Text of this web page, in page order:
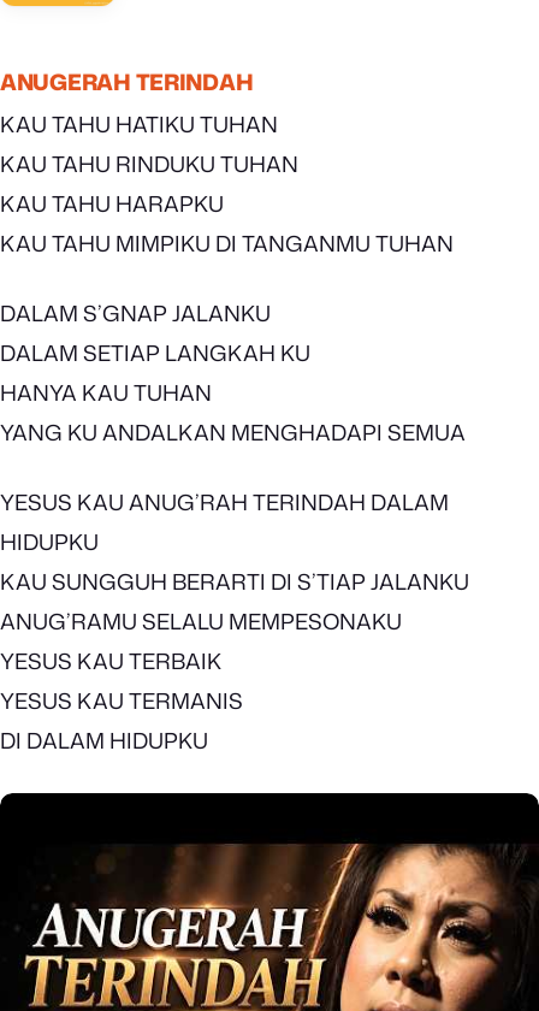
ANUGERAH TERINDAH
KAU TAHU HATIKU TUHAN
KAU TAHU RINDUKU TUHAN
KAU TAHU HARAPKU
KAU TAHU MIMPIKU DI TANGANMU TUHAN
DALAM S’GNAP JALANKU
DALAM SETIAP LANGKAH KU
HANYA KAU TUHAN
YANG KU ANDALKAN MENGHADAPI SEMUA
YESUS KAU ANUG’RAH TERINDAH DALAM
HIDUPKU
KAU SUNGGUH BERARTI DI S’TIAP JALANKU
ANUG’RAMU SELALU MEMPESONAKU
YESUS KAU TERBAIK
YESUS KAU TERMANIS
DI DALAM HIDUPKU